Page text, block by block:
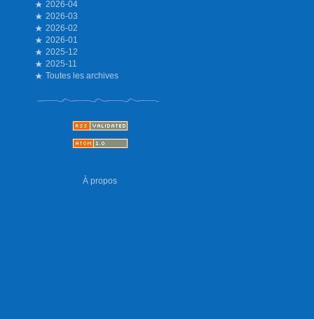
2026-04
2026-03
2026-02
2026-01
2025-12
2025-11
Toutes les archives
À propos